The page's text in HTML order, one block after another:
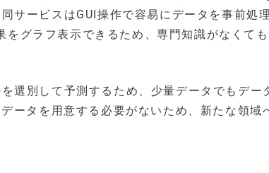
サービスはGUI操作で容易にデータを事前処
グラフ表示できるため、専門知識がなくて
選別して予測するため、少量データでもデー
ータを用意する必要がないため、新たな領域